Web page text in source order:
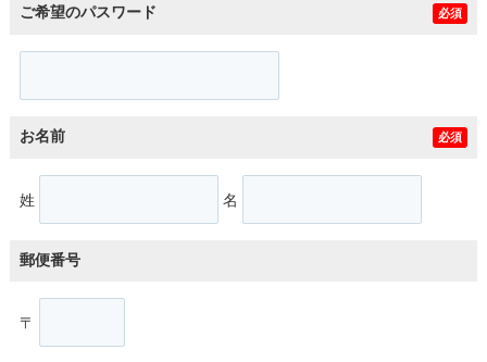
ご希望のパスワード 必須
お名前 必須
姓 名
郵便番号
〒